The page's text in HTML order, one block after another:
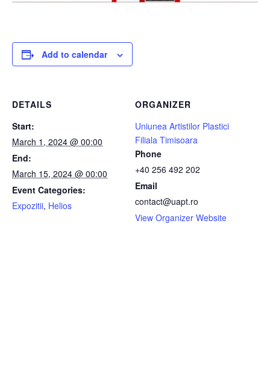
Add to calendar
DETAILS
Start:
March 1, 2024 @ 00:00
End:
March 15, 2024 @ 00:00
Event Categories:
Expozitii, Helios
ORGANIZER
Uniunea Artistilor Plastici
Filiala Timisoara
Phone
+40 256 492 202
Email
contact@uapt.ro
View Organizer Website